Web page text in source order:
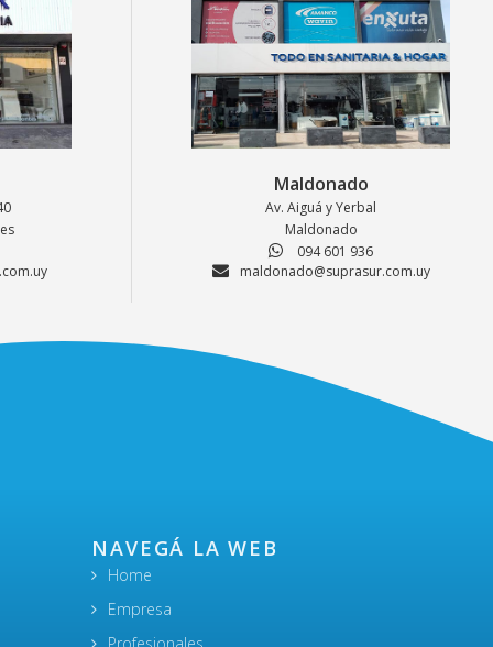
Maldonado
Av. Aiguá y Yerbal
Maldonado
094 601 936
maldonado@suprasur.com.uy
NAVEGÁ LA WEB
Home
Empresa
Profesionales